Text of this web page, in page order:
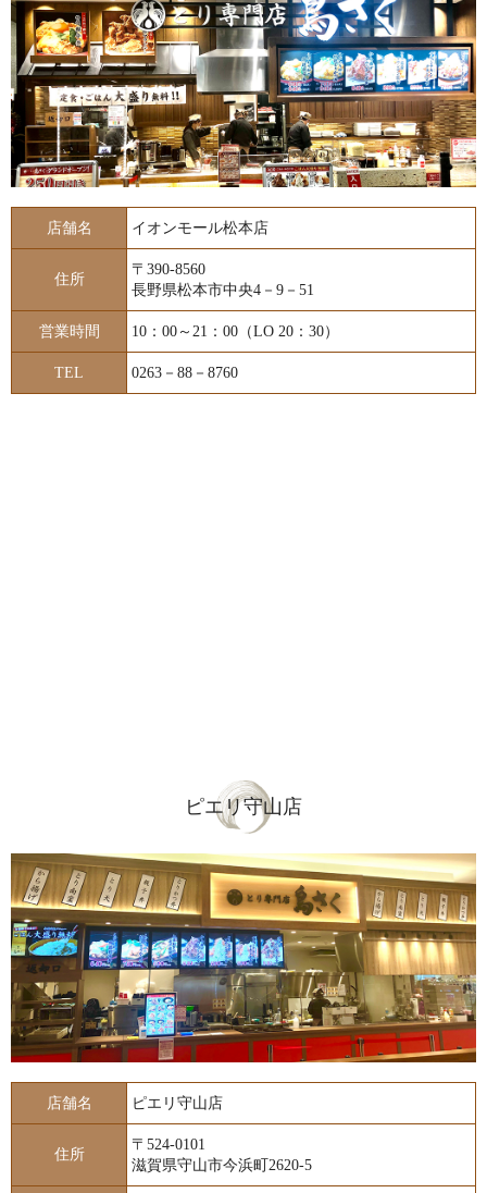
店舗名 イオンモール松本店
住所
〒390-8560
長野県松本市中央4－9－51
営業時間 10：00～21：00（LO 20：30）
TEL 0263－88－8760
ピエリ守山店
店舗名 ピエリ守山店
住所
〒524-0101
滋賀県守山市今浜町2620-5